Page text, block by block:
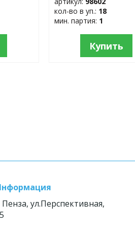
кол-во в уп.: 18
мин. партия: 1
Купить
Пенза, ул.Перспективная,